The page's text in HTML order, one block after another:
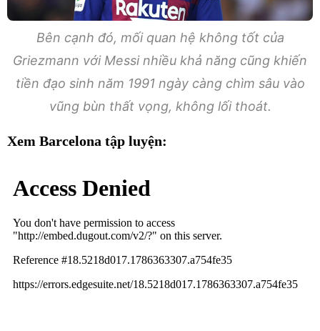
Bên cạnh đó, mối quan hệ không tốt của
Griezmann với Messi nhiều khả năng cũng khiến
tiền đạo sinh năm 1991 ngày càng chìm sâu vào
vũng bùn thất vọng, không lối thoát.
Xem Barcelona tập luyện: